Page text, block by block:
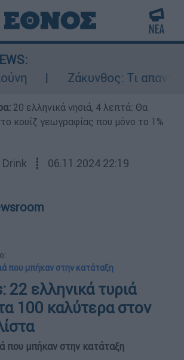
Ζάκυνθος: Τι απαντά
20 ελληνικά νησιά, 4 λεπτά: Θα
κουίζ γεωγραφίας που μόνο το 1%
Drink ┋ 06.11.2024 22:19
που μπήκαν στην κατάταξη
22 ελληνικά τυριά
100 καλύτερα στον
που μπήκαν στην κατάταξη